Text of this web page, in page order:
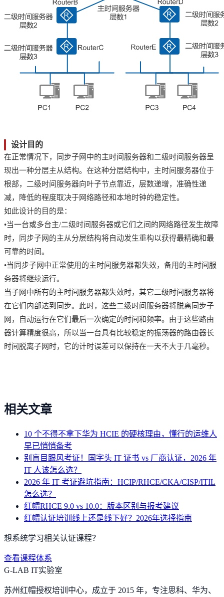
设计目的
在正常情况下，同步子网中的主时间服务器和二级时间服务器呈
现出一种分层主从结构。在这种分层结构中，主时间服务器位于
根部，二级时间服务器向叶子节点靠近，层数递增，准确性递
减，降低的程度取决于网络路径和本地时钟的稳定性。
如此设计的目的是：
•当一台或多台主/二级时间服务器或它们之间的网络路径发生故障
时，同步子网的主从分层结构将自动发生重构以获得最精确和最
可靠的时间。
•当同步子网中正常使用的主时间服务器都失效，备用的主时间服
务器将继续运行。
当子网中所有的主时间服务器都失效时，其它二级时间服务器将
在它们内部达到同步。此时，这些二级时间服务器将脱离同步子
网，自动运行在它们最后一次确定的时间和频率。由于这些路由
器计算精度很高，所以当一台具有比较稳定的振荡器的路由器长
时间脱离子网时，它的计时误差可以保持在一天不大于几毫秒。
相关文章
10 个不得不拿下华为 HCIE 的硬核理由，懂行的运维人
早已悄悄备考
别盲目跟风考证！国字头 IT 证书 vs 厂商认证，2026 年
IT 人该怎么选？
2026 年 IT 考证避坑指南：HCIP/RHCE/CKA/CISP/ITIL
怎么选？
红帽RHCE 9.0 vs 10.0：版本区别与报考建议
红帽认证培训线上还是线下好？2026年选择指南
想系统学习相关认证课程？
查看课程体系
G-LAB IT实验室
苏州红帽授权培训中心，成立于 2015 年，专注思科、华为、